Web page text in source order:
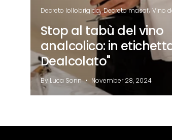
Decreto lollobrigida Decreto masaf Vino
Stop al tabù del vino
analcolico: in
Dealcolato"
By Luca Sonn November 28, 2024